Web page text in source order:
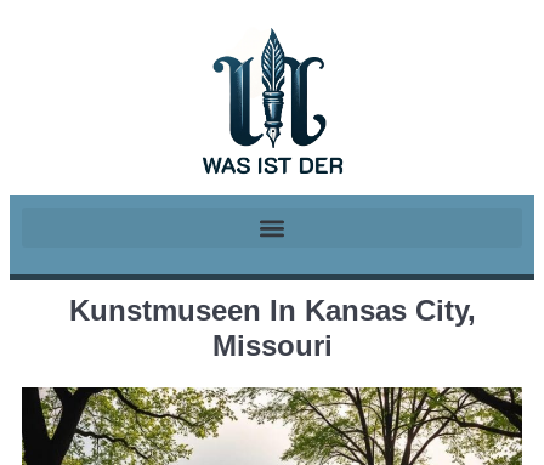
Kunstmuseen In Kansas City,
Missouri